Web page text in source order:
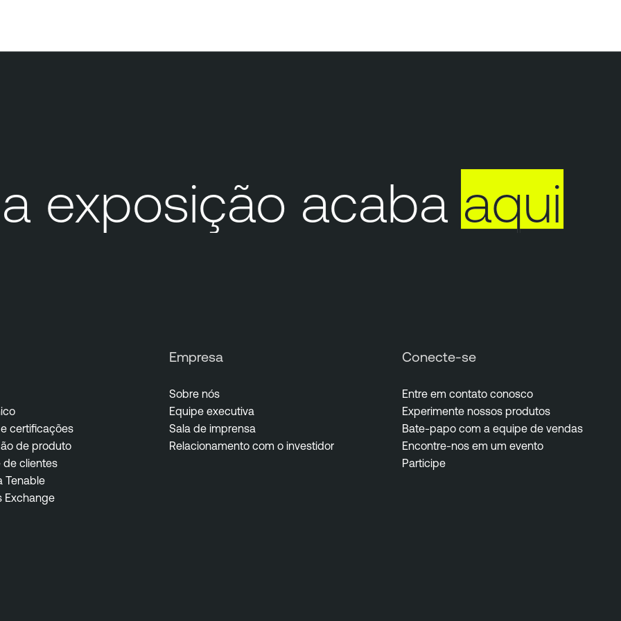
exposição acabaaqui
certificações
de produto
de clientes
Tenable
Exchange
Empresa
Sobre nós
Equipe executiva
Sala de imprensa
Relacionamento com o investidor
Conecte-se
Entre em contato conosco
Experimente nossos produtos
Bate-papo com a equipe de vendas
Encontre-nos em um evento
Participe